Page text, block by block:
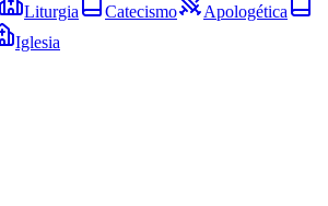
Liturgia Catecismo
Apologética
Iglesia